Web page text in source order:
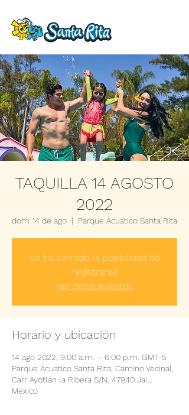
TAQUILLA 14 AGOSTO
2022
dom 14 de ago
  |
Parque Acuatico Santa Rita
Se ha cerrado la posibilidad de
registrarse
Ver otros eventos
Horario y ubicación
14 ago 2022, 9:00 a.m. – 6:00 p.m. GMT-5
Parque Acuatico Santa Rita, Camino Vecinal,
Carr Ayotlán la Ribera S/N, 47940 Jal.,
México